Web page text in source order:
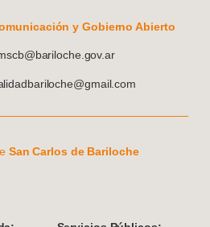
y Gobierno Abierto
San Carlos de Bariloche